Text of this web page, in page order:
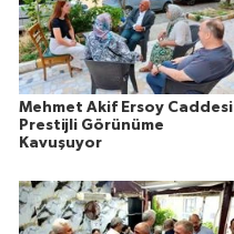
Mehmet Akif Ersoy Caddesi
Prestijli Görünüme
Kavuşuyor